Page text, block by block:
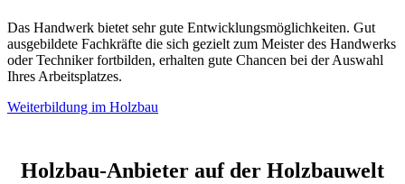
Das Handwerk bietet sehr gute Entwicklungsmöglichkeiten. Gut
ausgebildete Fachkräfte die sich gezielt zum Meister des Handwerks
oder Techniker fortbilden, erhalten gute Chancen bei der Auswahl
Ihres Arbeitsplatzes.
Weiterbildung im Holzbau
Holzbau-Anbieter auf der Holzbauwelt